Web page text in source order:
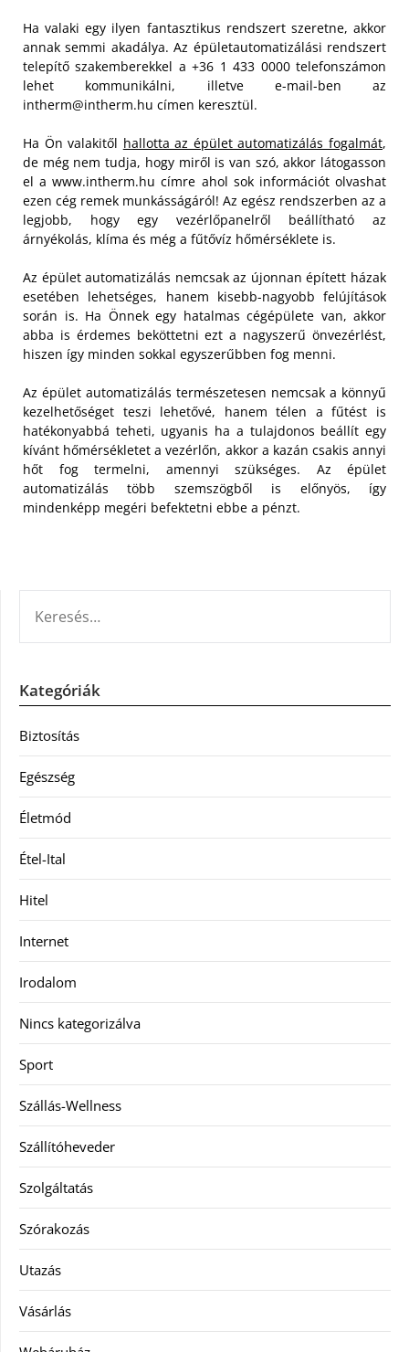
Ha valaki egy ilyen fantasztikus rendszert szeretne, akkor
annak semmi akadálya. Az épületautomatizálási rendszert
telepítő szakemberekkel a +36 1 433 0000 telefonszámon
lehet kommunikálni, illetve e-mail-ben az
intherm@intherm.hu címen keresztül.
Ha Ön valakitől hallotta az épület automatizálás fogalmát,
de még nem tudja, hogy miről is van szó, akkor látogasson
el a www.intherm.hu címre ahol sok információt olvashat
ezen cég remek munkásságáról! Az egész rendszerben az a
legjobb, hogy egy vezérlőpanelről beállítható az
árnyékolás, klíma és még a fűtővíz hőmérséklete is.
Az épület automatizálás nemcsak az újonnan épített házak
esetében lehetséges, hanem kisebb-nagyobb felújítások
során is. Ha Önnek egy hatalmas cégépülete van, akkor
abba is érdemes beköttetni ezt a nagyszerű önvezérlést,
hiszen így minden sokkal egyszerűbben fog menni.
Az épület automatizálás természetesen nemcsak a könnyű
kezelhetőséget teszi lehetővé, hanem télen a fűtést is
hatékonyabbá teheti, ugyanis ha a tulajdonos beállít egy
kívánt hőmérsékletet a vezérlőn, akkor a kazán csakis annyi
hőt fog termelni, amennyi szükséges. Az épület
automatizálás több szemszögből is előnyös, így
mindenképp megéri befektetni ebbe a pénzt.
Kategóriák
Biztosítás
Egészség
Életmód
Étel-Ital
Hitel
Internet
Irodalom
Nincs kategorizálva
Sport
Szállás-Wellness
Szállítóheveder
Szolgáltatás
Szórakozás
Utazás
Vásárlás